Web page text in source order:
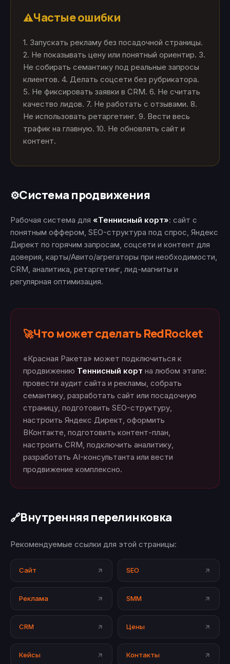
⚠️Частые ошибки
1. Запускать рекламу без посадочной страницы.
2. Не показывать цену или понятный ориентир. 3.
Не собирать семантику под реальные запросы
клиентов. 4. Делать соцсети без рубрикатора.
5. Не фиксировать заявки в CRM. 6. Не считать
качество лидов. 7. Не работать с отзывами. 8.
Не использовать ретаргетинг. 9. Вести весь
трафик на главную. 10. Не обновлять сайт и
контент.
⚙️Система продвижения
Рабочая система для «Теннисный корт»: сайт с
понятным оффером, SEO-структура под спрос, Яндекс
Директ по горячим запросам, соцсети и контент для
доверия, карты/Авито/агрегаторы при необходимости,
CRM, аналитика, ретаргетинг, лид-магниты и
регулярная оптимизация.
🚀Что может сделать RedRocket
«Красная Ракета» может подключиться к
продвижению Теннисный корт на любом этапе:
провести аудит сайта и рекламы, собрать
семантику, разработать сайт или посадочную
страницу, подготовить SEO-структуру,
настроить Яндекс Директ, оформить
ВКонтакте, подготовить контент-план,
настроить CRM, подключить аналитику,
разработать AI-консультанта или вести
продвижение комплексно.
🔗Внутренняя перелинковка
Рекомендуемые ссылки для этой страницы:
Сайт SEO
Реклама SMM
CRM Цены
Кейсы Контакты